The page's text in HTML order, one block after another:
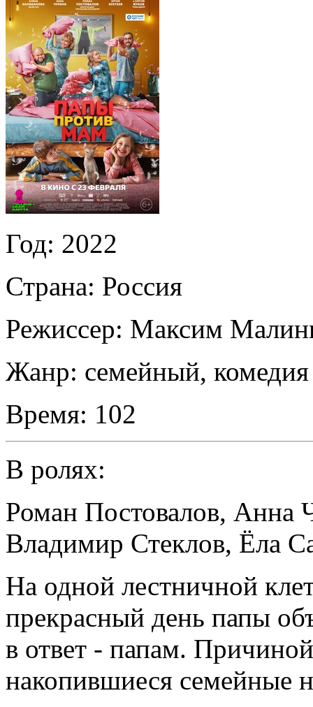
Год: 2022
Страна: Россия
Режиссер: Максим
Жанр: семейный, комедия
Время: 102
В ролях:
Роман Постовалов, Анна
Владимир Стеклов, Ёла
На одной лестничной
прекрасный день папы
в ответ - папам.
накопившиеся семейные